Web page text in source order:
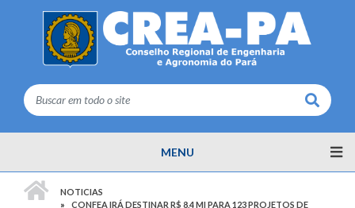
Buscar
MENU
NOTICIAS
CONFEA IRÁ DESTINAR R$ 8,4 MI PARA 123 PROJETOS DE